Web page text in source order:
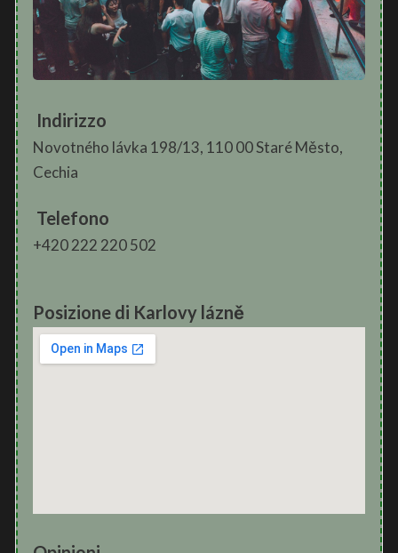
Indirizzo
Novotného lávka 198/13, 110 00 Staré Město,
Cechia
Telefono
+420 222 220 502
Posizione di Karlovy lázně